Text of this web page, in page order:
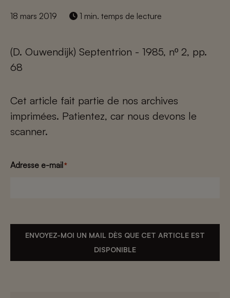
18 mars 2019 1 min. temps de lecture
(D. Ouwendijk) Septentrion - 1985, nº 2, pp.
68
Cet article fait partie de nos archives
imprimées. Patientez, car nous devons le
scanner.
Adresse e-mail*
ENVOYEZ-MOI UN MAIL DÈS QUE CET ARTICLE EST
DISPONIBLE